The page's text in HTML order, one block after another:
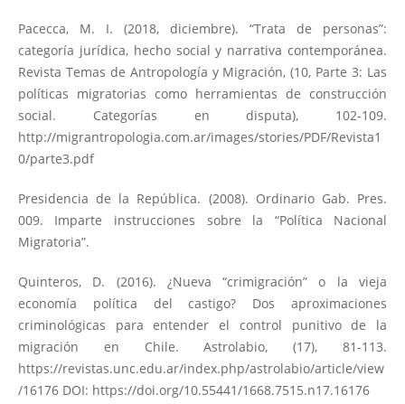
Pacecca, M. I. (2018, diciembre). “Trata de personas”:
categoría jurídica, hecho social y narrativa contemporánea.
Revista Temas de Antropología y Migración, (10, Parte 3: Las
políticas migratorias como herramientas de construcción
social. Categorías en disputa), 102-109.
http://migrantropologia.com.ar/images/stories/PDF/Revista1
0/parte3.pdf
Presidencia de la República. (2008). Ordinario Gab. Pres.
009. Imparte instrucciones sobre la “Política Nacional
Migratoria”.
Quinteros, D. (2016). ¿Nueva “crimigración” o la vieja
economía política del castigo? Dos aproximaciones
criminológicas para entender el control punitivo de la
migración en Chile. Astrolabio, (17), 81-113.
https://revistas.unc.edu.ar/index.php/astrolabio/article/view
/16176DOI: https://doi.org/10.55441/1668.7515.n17.16176